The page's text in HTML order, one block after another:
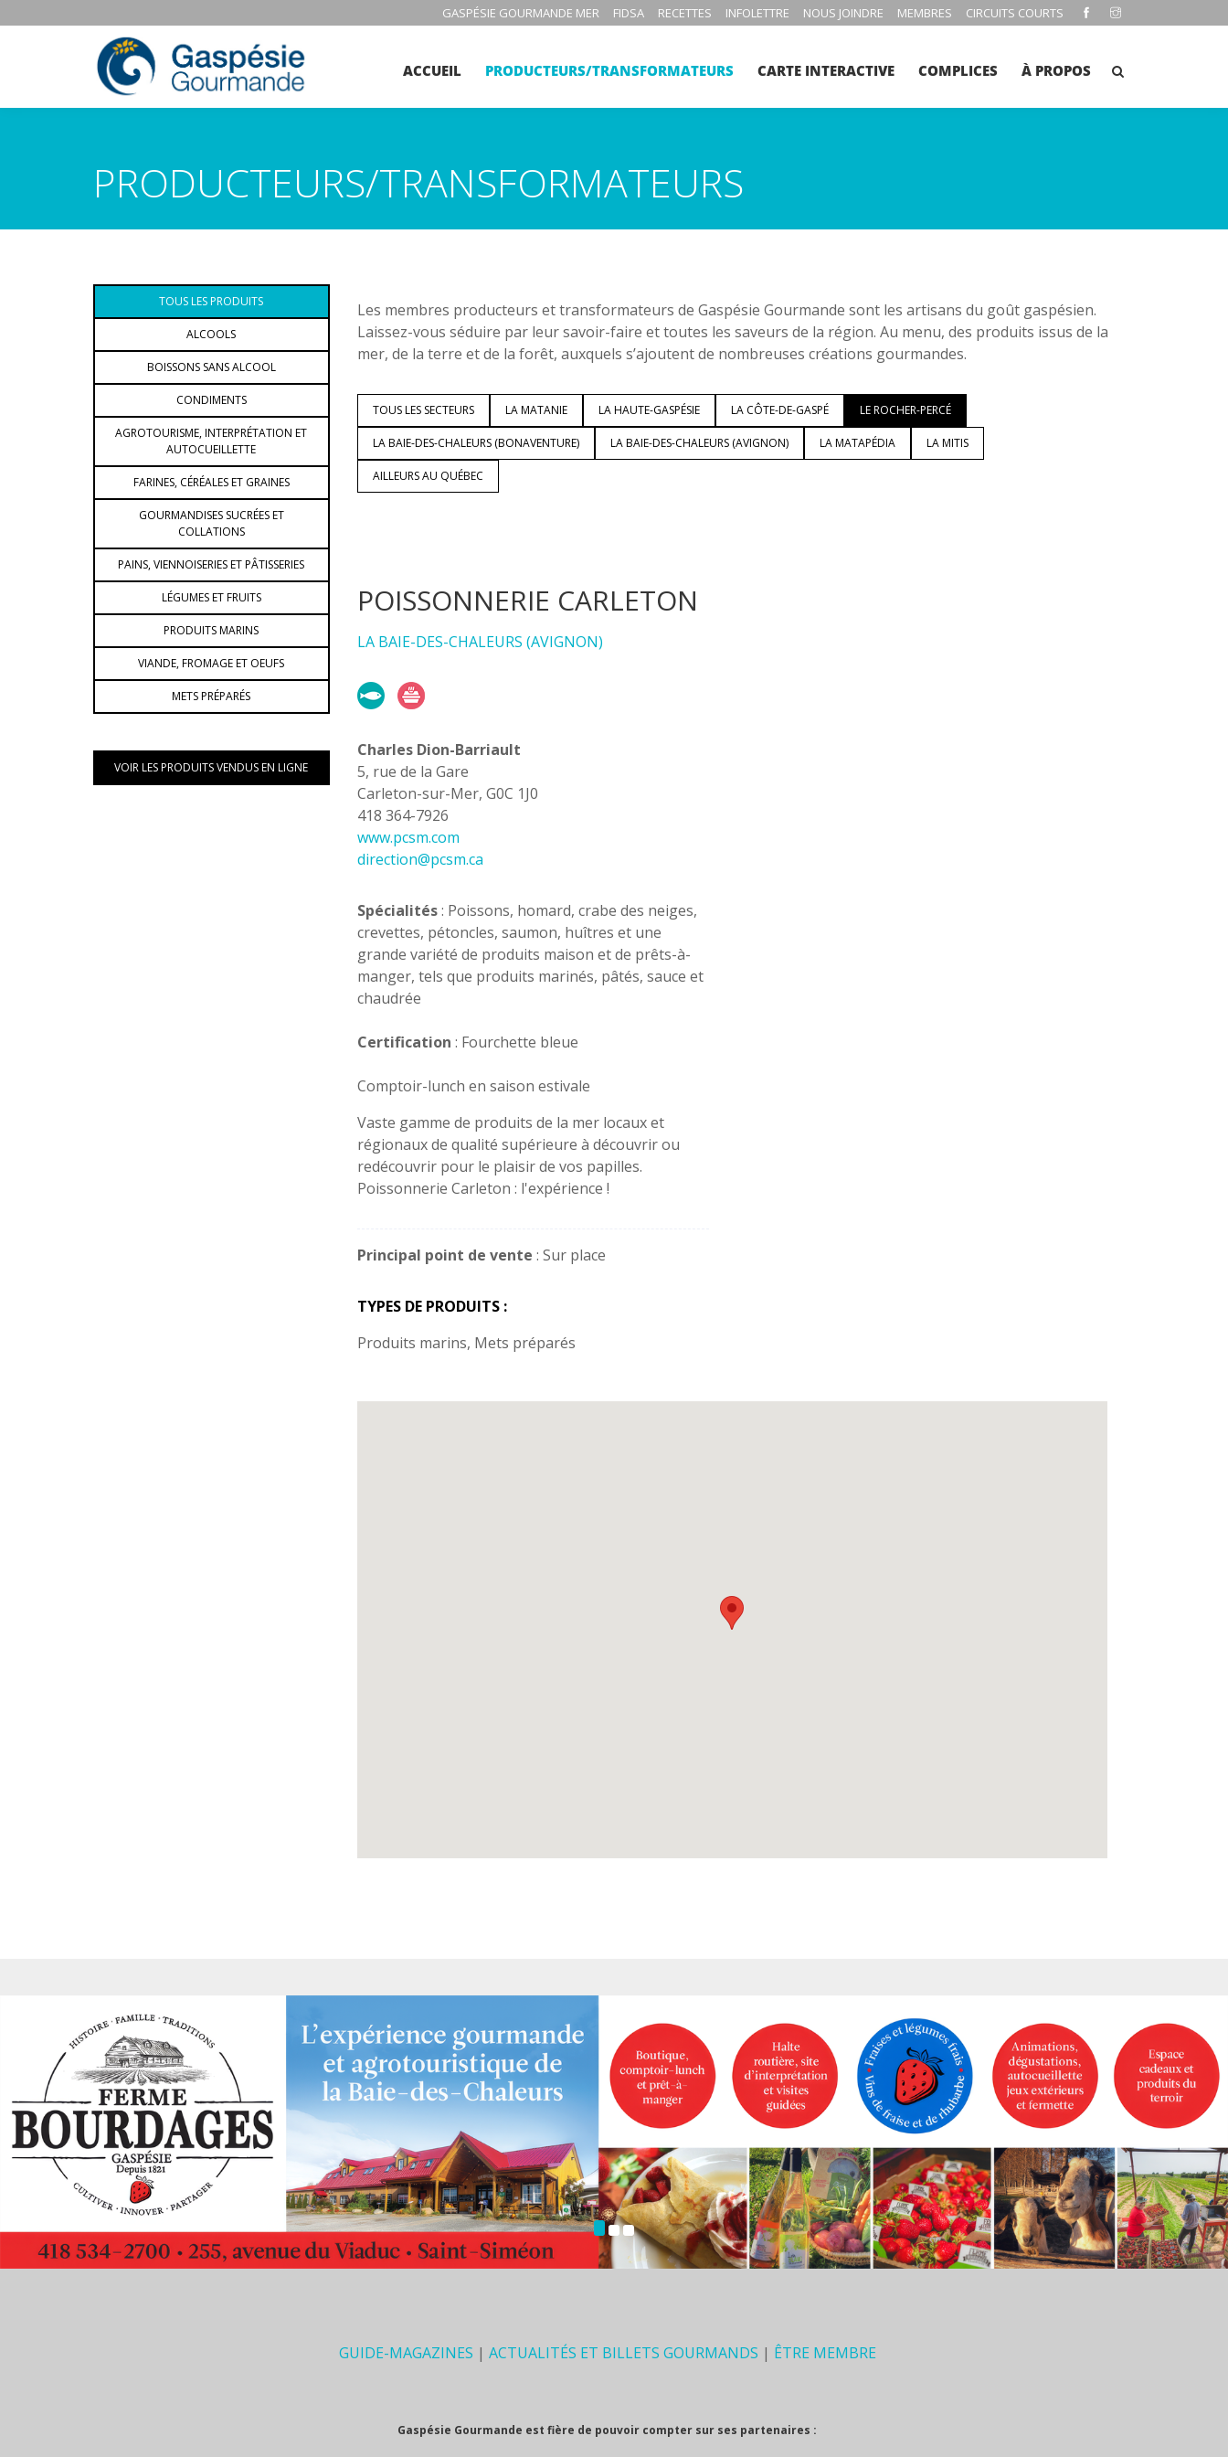
GASPÉSIE GOURMANDE MER FIDSA RECETTES INFOLETTRE NOUS JOINDRE MEMBRES CIRCUITS COURTS
ACCUEIL PRODUCTEURS/TRANSFORMATEURS CARTE INTERACTIVE COMPLICES À PROPOS
PRODUCTEURS/TRANSFORMATEURS
TOUS LES PRODUITS
ALCOOLS
BOISSONS SANS ALCOOL
CONDIMENTS
AGROTOURISME, INTERPRÉTATION ET
AUTOCUEILLETTE
FARINES, CÉRÉALES ET GRAINES
GOURMANDISES SUCRÉES ET
COLLATIONS
PAINS, VIENNOISERIES ET PÂTISSERIES
LÉGUMES ET FRUITS
PRODUITS MARINS
VIANDE, FROMAGE ET OEUFS
METS PRÉPARÉS
VOIR LES PRODUITS VENDUS EN LIGNE
Les membres producteurs et transformateurs de Gaspésie Gourmande sont les artisans du goût gaspésien.
Laissez-vous séduire par leur savoir-faire et toutes les saveurs de la région. Au menu, des produits issus de la
mer, de la terre et de la forêt, auxquels s’ajoutent de nombreuses créations gourmandes.
TOUS LES SECTEURS LA MATANIE LA HAUTE-GASPÉSIE LA CÔTE-DE-GASPÉ LE ROCHER-PERCÉ
LA BAIE-DES-CHALEURS (BONAVENTURE) LA BAIE-DES-CHALEURS (AVIGNON) LA MATAPÉDIA LA MITIS
AILLEURS AU QUÉBEC
POISSONNERIE CARLETON
LA BAIE-DES-CHALEURS (AVIGNON)
Charles Dion-Barriault
5, rue de la Gare
Carleton-sur-Mer, G0C 1J0
418 364-7926
www.pcsm.com
direction@pcsm.ca
Spécialités: Poissons, homard, crabe des neiges,
crevettes, pétoncles, saumon, huîtres et une
grande variété de produits maison et de prêts-à-
manger, tels que produits marinés, pâtés, sauce et
chaudrée
Certification : Fourchette bleue
Comptoir-lunch en saison estivale
Vaste gamme de produits de la mer locaux et
régionaux de qualité supérieure à découvrir ou
redécouvrir pour le plaisir de vos papilles.
Poissonnerie Carleton : l'expérience !
Principal point de vente : Sur place
TYPES DE PRODUITS :
Produits marins, Mets préparés
GUIDE-MAGAZINES | ACTUALITÉS ET BILLETS GOURMANDS | ÊTRE MEMBRE
Gaspésie Gourmande est fière de pouvoir compter sur ses partenaires :